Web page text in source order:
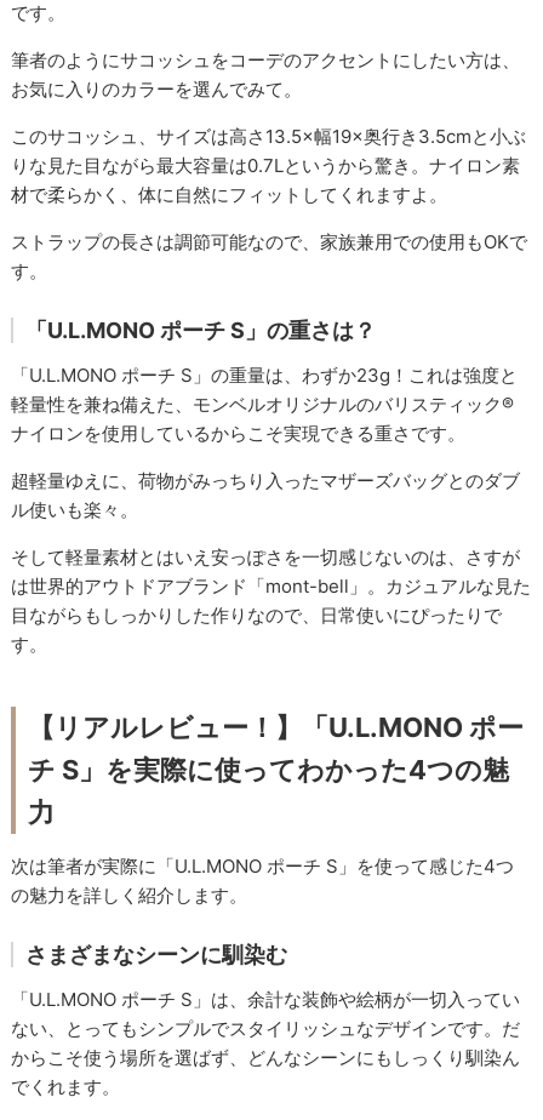
です。
筆者のようにサコッシュをコーデのアクセントにしたい方は、
お気に入りのカラーを選んでみて。
このサコッシュ、サイズは高さ13.5×幅19×奥行き3.5cmと小ぶ
りな見た目ながら最大容量は0.7Lというから驚き。ナイロン素
材で柔らかく、体に自然にフィットしてくれますよ。
ストラップの長さは調節可能なので、家族兼用での使用もOKで
す。
「U.L.MONO ポーチ S」の重さは？
「U.L.MONO ポーチ S」の重量は、わずか23g！これは強度と
軽量性を兼ね備えた、モンベルオリジナルのバリスティック®
ナイロンを使用しているからこそ実現できる重さです。
超軽量ゆえに、荷物がみっちり入ったマザーズバッグとのダブ
ル使いも楽々。
そして軽量素材とはいえ安っぽさを一切感じないのは、さすが
は世界的アウトドアブランド「mont-bell」。カジュアルな見た
目ながらもしっかりした作りなので、日常使いにぴったりで
す。
【リアルレビュー！】「U.L.MONO ポー
チ S」を実際に使ってわかった4つの魅
力
次は筆者が実際に「U.L.MONO ポーチ S」を使って感じた4つ
の魅力を詳しく紹介します。
さまざまなシーンに馴染む
「U.L.MONO ポーチ S」は、余計な装飾や絵柄が一切入ってい
ない、とってもシンプルでスタイリッシュなデザインです。だ
からこそ使う場所を選ばず、どんなシーンにもしっくり馴染ん
でくれます。